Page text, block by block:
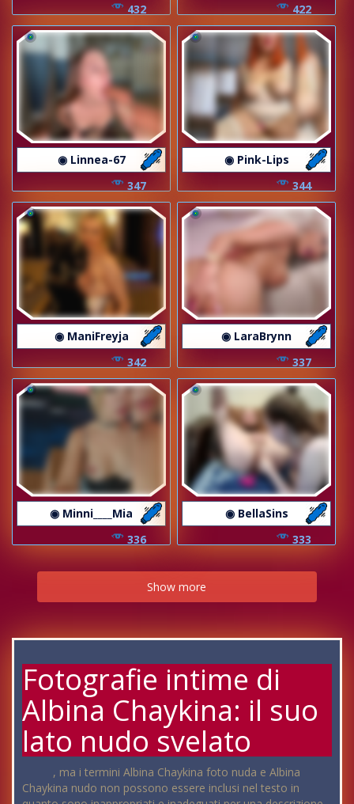
432
422
◉ Linnea-67
347
◉ Pink-Lips
344
◉ ManiFreyja
342
◉ LaraBrynn
337
◉ Minni____Mia
336
◉ BellaSins
333
Show more
Fotografie intime di
Albina Chaykina: il suo
lato nudo svelato
, ma i termini Albina Chaykina foto nuda e Albina
Chaykina nudo non possono essere inclusi nel testo in